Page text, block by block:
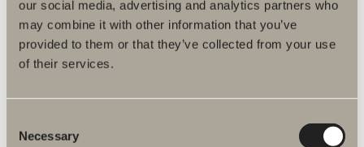
our social media, advertising and analytics partners who
may combine it with other information that you’ve
provided to them or that they’ve collected from your use
of their services.
Selection
Necessary
Kompakt kommod för smart förvaring i mindre badrum.
Från 6 185 kr